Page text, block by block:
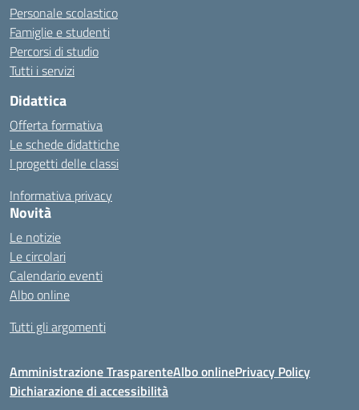
Personale scolastico
Famiglie e studenti
Percorsi di studio
Tutti i servizi
Didattica
Offerta formativa
Le schede didattiche
I progetti delle classi
Informativa privacy
Novità
Le notizie
Le circolari
Calendario eventi
Albo online
Tutti gli argomenti
Amministrazione TrasparenteAlbo onlinePrivacy Policy
Dichiarazione di accessibilità